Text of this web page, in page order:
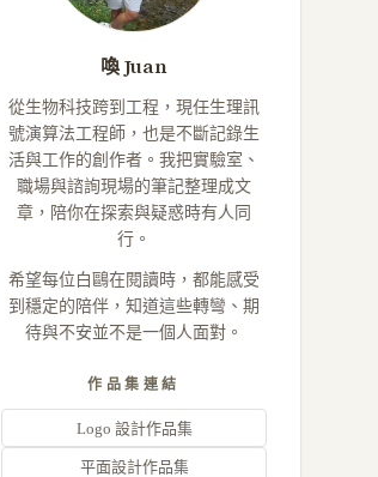
喚 Juan
從生物科技跨到工程，現任生理訊
號演算法工程師，也是不斷記錄生
活與工作的創作者。我把實驗室、
職場與諮詢現場的筆記整理成文
章，陪你在探索與疑惑時有人同
行。
希望每位白鷗在閱讀時，都能感受
到穩定的陪伴，知道這些轉彎、期
待與不安並不是一個人面對。
作品集連結
Logo 設計作品集
平面設計作品集